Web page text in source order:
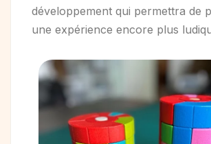
développement qui permettra de
une expérience encore plus